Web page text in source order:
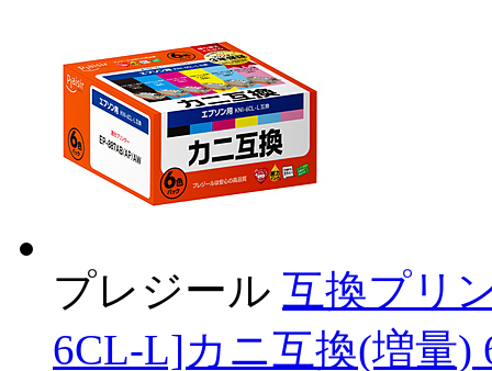
プレジール 互換プリ
6CL-L]カニ互換(増量)